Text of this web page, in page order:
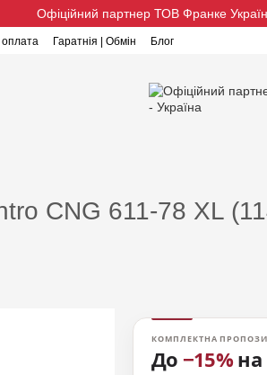
Офіційний партнер ТОВ Франке
оплата Гаратнія | Обмін Блог
CNG 611-78 XL
КОМПЛЕКТНА
До −15% на